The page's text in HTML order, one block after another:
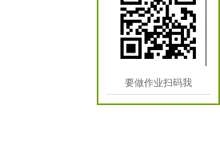
要做作业扫码我